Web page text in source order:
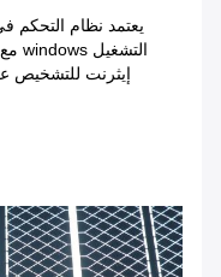
يعتمد نظام التحكم
إيثرنت للتشخيص